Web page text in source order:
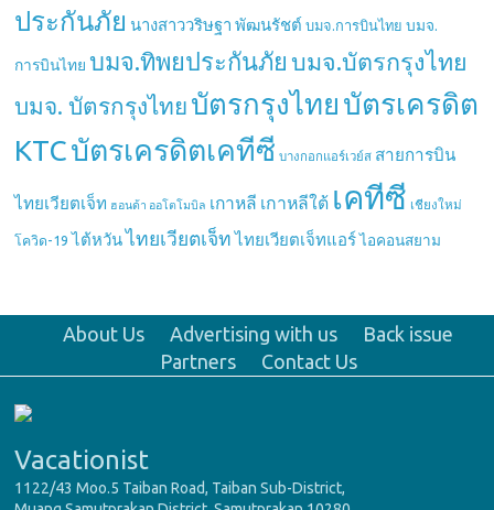
ประกันภัย นางสาววริษฐา พัฒนรัชต์ บมจ.การบินไทย บมจ.
การบินไทย บมจ.ทิพยประกันภัย บมจ.บัตรกรุงไทย
บมจ. บัตรกรุงไทย บัตรกรุงไทย บัตรเครดิต
KTCบัตรเครดิตเคทีซี บางกอกแอร์เวย์ส สายการบิน
ไทยเวียตเจ็ท ฮอนด้า ออโตโมบิล เกาหลี เกาหลีใต้ เคทีซี เชียงใหม่
โควิด-19 ไต้หวัน ไทยเวียตเจ็ท ไทยเวียตเจ็ทแอร์ ไอคอนสยาม
About Us Advertising with us
Back issue
Partners
Contact Us
Vacationist
1122/43 Moo.5 Taiban Road, Taiban Sub-District,